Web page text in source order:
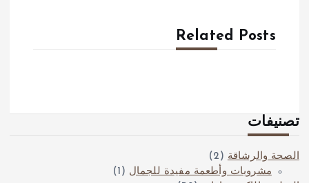
Related Posts
تصنيفات
الصحة والرشاقة(2)
مشروبات وأطعمة مفيدة للجمال (1)